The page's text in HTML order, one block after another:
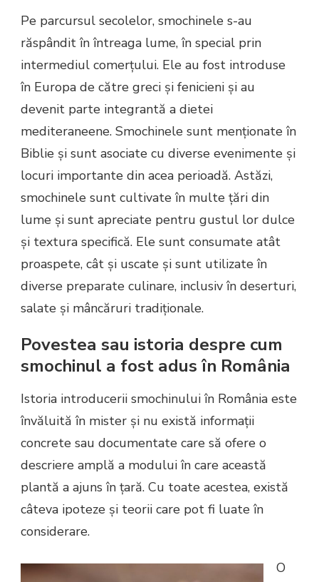
Pe parcursul secolelor, smochinele s-au
răspândit în întreaga lume, în special prin
intermediul comerțului. Ele au fost introduse
în Europa de către greci și fenicieni și au
devenit parte integrantă a dietei
mediteraneene. Smochinele sunt menționate în
Biblie și sunt asociate cu diverse evenimente și
locuri importante din acea perioadă. Astăzi,
smochinele sunt cultivate în multe țări din
lume și sunt apreciate pentru gustul lor dulce
și textura specifică. Ele sunt consumate atât
proaspete, cât și uscate și sunt utilizate în
diverse preparate culinare, inclusiv în deserturi,
salate și mâncăruri tradiționale.
Povestea sau istoria despre cum
smochinul a fost adus în România
Istoria introducerii smochinului în România este
învăluită în mister și nu există informații
concrete sau documentate care să ofere o
descriere amplă a modului în care această
plantă a ajuns în țară. Cu toate acestea, există
câteva ipoteze și teorii care pot fi luate în
considerare.
O